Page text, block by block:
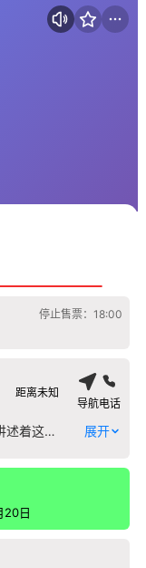
停止售票：18:00
距离未知
导航电话
在赣南的青山绿水间，安远县博物馆静静讲述着这片土地的千年故事。这里并非简单的文物陈列，而是一部以实物写就的安远编年史。 馆藏核心紧密围绕安远两大文化脉络：客家迁徙与赣南苏区历史。您将看到清代客家女性独特的“凉帽”与银饰，感受中原衣冠南渡后在此落地生根的生活智慧；更能近距离观察土地革命时期的标语、武器与生活器具，每一件褪色的文物都凝固着“苏区全红县”那段烽火连天的岁月。博物馆特别注重本地出土文物的展示，从新石器时代的石镞到宋代青白瓷，清晰勾勒出东江源头人类活动的轨迹。 最引人注目的是对安远非物质文化遗产的系统展示，包括省级非遗“车马灯”的原始道具与图文解说，让静态的历史与鲜活的民间传统得以对话。这座博物馆就像一把钥匙，为您打开一扇门，门后是安远从古越之地到客家聚落，再到红色热土的完整记忆图景。 展开
20日